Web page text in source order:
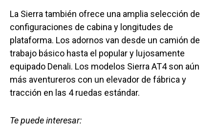
La Sierra también ofrece una amplia selección de
configuraciones de cabina y longitudes de
plataforma. Los adornos van desde un camión de
trabajo básico hasta el popular y lujosamente
equipado Denali. Los modelos Sierra AT4 son aún
más aventureros con un elevador de fábrica y
tracción en las 4 ruedas estándar.
Te puede interesar: